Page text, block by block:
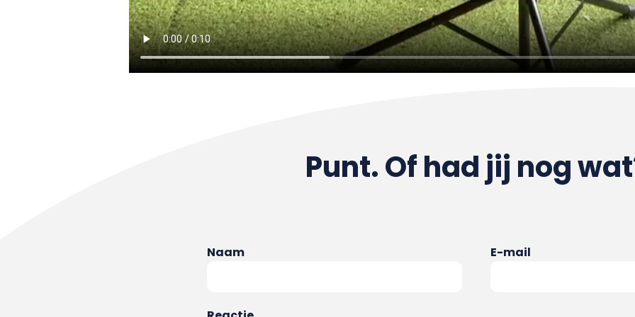
Punt. Of had jij nog
Naam E-mail